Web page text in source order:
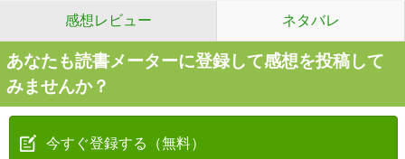
感想レビュー ネタバレ
あなたも読書メーターに登録して感想を投稿して
みませんか？
今すぐ登録する（無料）